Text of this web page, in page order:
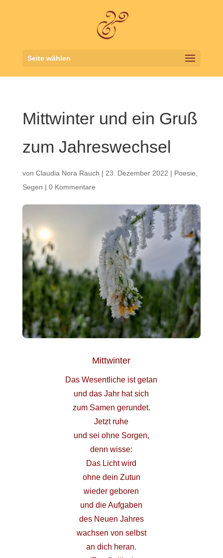
Seite wählen
Mittwinter und ein Gruß
zum Jahreswechsel
von Claudia Nora Rauch | 23. Dezember 2022 | Poesie
Segen | 0 Kommentare
Mittwinter
Das Wesentliche ist getan
und das Jahr hat sich
zum Samen gerundet.
Jetzt ruhe
und sei ohne Sorgen,
denn wisse:
Das Licht wird
ohne dein Zutun
wieder geboren
und die Aufgaben
des Neuen Jahres
wachsen von selbst
an dich heran.